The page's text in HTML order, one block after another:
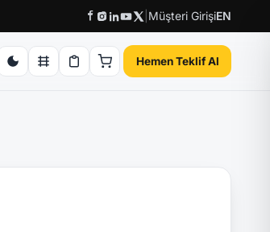
Müşteri GirişiEN
Hemen Teklif Al